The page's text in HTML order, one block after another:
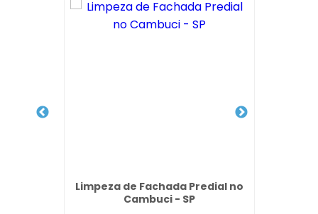
Limpeza de Fachada Predial no
Cambuci - SP